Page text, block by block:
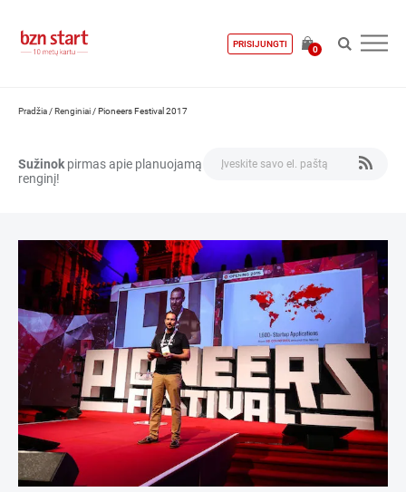
PRISIJUNGTI
0
Pradžia /Renginiai /Pioneers Festival 2017
Sužinok pirmas apie planuojamą
renginį!